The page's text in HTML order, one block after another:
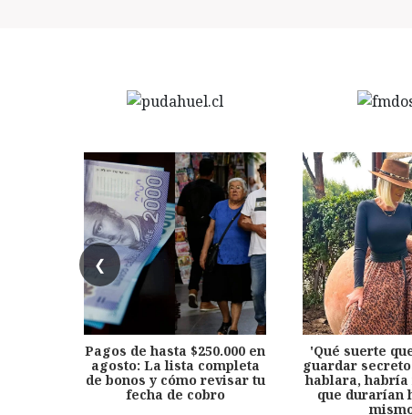
❮
Pagos de hasta $250.000 en
agosto: La lista completa
de bonos y cómo revisar tu
fecha de cobro
'Qué suerte
guardar
hablara,
que durarían